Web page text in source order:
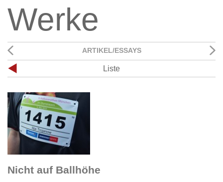
Werke
ARTIKEL/ESSAYS
Liste
Nicht auf Ballhöhe